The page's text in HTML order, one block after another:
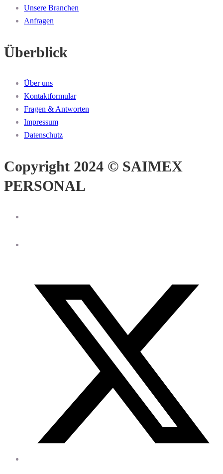
Unsere Branchen
Anfragen
Überblick
Über uns
Kontaktformular
Fragen & Antworten
Impressum
Datenschutz
Copyright 2024 © SAIMEX
PERSONAL